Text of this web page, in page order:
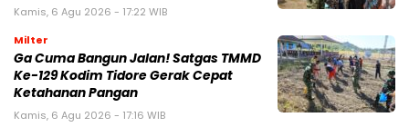
Kamis, 6 Agu 2026 - 17:22 WIB
Milter
Ga Cuma Bangun Jalan! Satgas TMMD
Ke-129 Kodim Tidore Gerak Cepat
Ketahanan Pangan
Kamis, 6 Agu 2026 - 17:16 WIB